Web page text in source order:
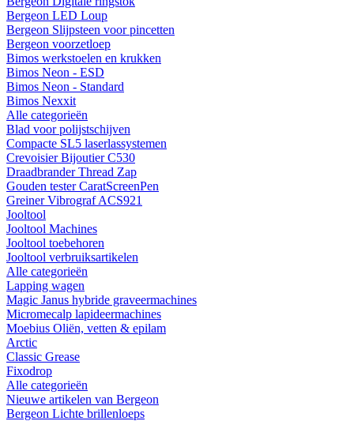
Bergeon LED Loup
Bergeon Slijpsteen voor pincetten
Bergeon voorzetloep
Bimos werkstoelen en krukken
Bimos Neon - ESD
Bimos Neon - Standard
Bimos Nexxit
Alle categorieën
Blad voor polijstschijven
Compacte SL5 laserlassystemen
Crevoisier Bijoutier C530
Draadbrander Thread Zap
Gouden tester CaratScreenPen
Greiner Vibrograf ACS921
Jooltool
Jooltool Machines
Jooltool toebehoren
Jooltool verbruiksartikelen
Alle categorieën
Lapping wagen
Magic Janus hybride graveermachines
Micromecalp lapideermachines
Moebius Oliën, vetten & epilam
Arctic
Classic Grease
Fixodrop
Alle categorieën
Nieuwe artikelen van Bergeon
Bergeon Lichte brillenloeps